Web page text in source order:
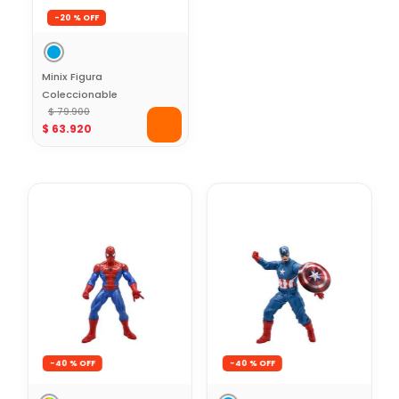
-20 %
Minix Figura
Coleccionable
Futbolista Lionel
Messi AFA
$ 79.900
$ 63.920
-40 % -40 %